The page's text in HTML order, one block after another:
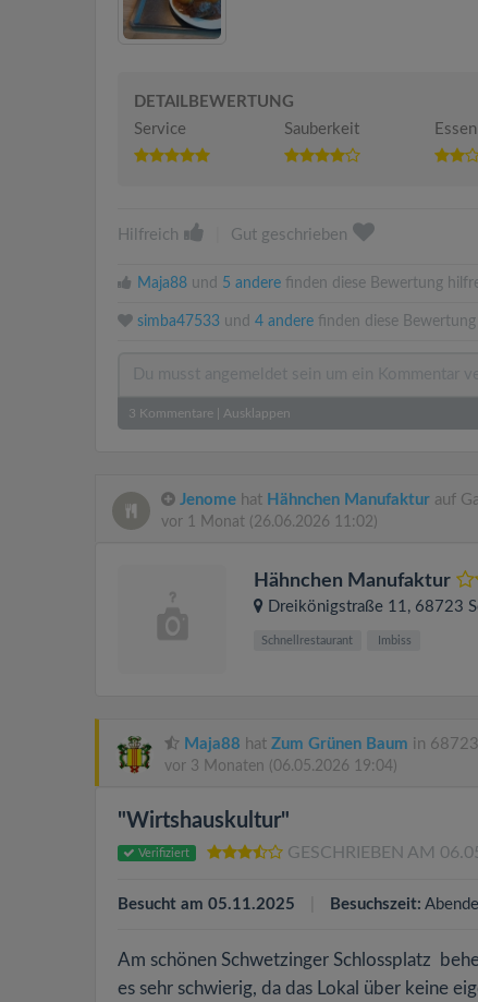
DETAILBEWERTUNG
Service
Sauberkeit Essen
Hilfreich Gut geschrieben
Maja88 und 5 andere finden diese Bewertung
simba47533 und 4 andere finden diese
3 Kommentare Ausklappen
Jenome hat Hähnchen Manufaktur auf
vor 1 Monat (26.06.2026 11:02)
Hähnchen Manufaktur
Dreikönigstraße 11, 68723
Schnellrestaurant Imbiss
Maja88 hat Zum Grünen Baum in
vor 3 Monaten (06.05.2026 19:04)
"Wirtshauskultur"
Verifiziert GESCHRIEBEN AM
Besucht am 05.11.2025 Besuchszeit:
Am schönen Schwetzinger Schlossplatz
es sehr schwierig, da das Lokal über keine